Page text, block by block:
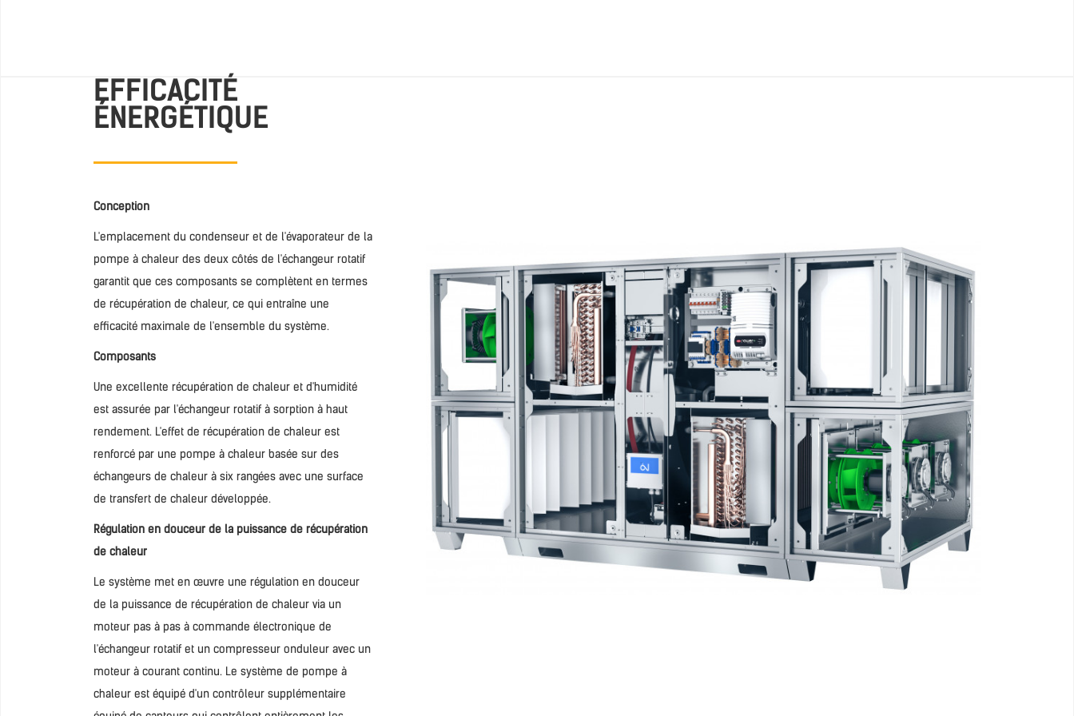
EFFICACITÉ
ÉNERGÉTIQUE
Conception
L'emplacement du condenseur et de l'évaporateur de la
pompe à chaleur des deux côtés de l'échangeur rotatif
garantit que ces composants se complètent en termes
de récupération de chaleur, ce qui entraîne une
efficacité maximale de l'ensemble du système.
Composants
Une excellente récupération de chaleur et d'humidité
est assurée par l'échangeur rotatif à sorption à haut
rendement. L'effet de récupération de chaleur est
renforcé par une pompe à chaleur basée sur des
échangeurs de chaleur à six rangées avec une surface
de transfert de chaleur développée.
Régulation en douceur de la puissance de récupération
de chaleur
Le système met en œuvre une régulation en douceur
de la puissance de récupération de chaleur via un
moteur pas à pas à commande électronique de
l'échangeur rotatif et un compresseur onduleur avec un
moteur à courant continu. Le système de pompe à
chaleur est équipé d'un contrôleur supplémentaire